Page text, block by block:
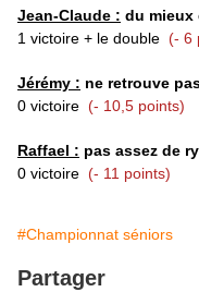
Jean-Claude : du mieux
1 victoire + le double (- 6
Jérémy : ne retrouve
0 victoire (- 10,5 points)
Raffael : pas assez de
0 victoire (- 11 points)
#Championnat séniors
Partager